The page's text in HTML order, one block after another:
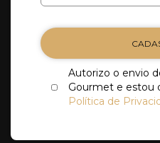
Autorizo o envio
Gourmet e estou
Política de